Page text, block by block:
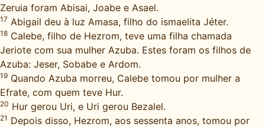
Zeruia foram Abisai, Joabe e Asael.
17 Abigail deu à luz Amasa, filho do ismaelita Jéter.
18 Calebe, filho de Hezrom, teve uma filha chamada
Jeriote com sua mulher Azuba. Estes foram os filhos de
Azuba: Jeser, Sobabe e Ardom.
19 Quando Azuba morreu, Calebe tomou por mulher a
Efrate, com quem teve Hur.
20 Hur gerou Uri, e Uri gerou Bezalel.
21 Depois disso, Hezrom, aos sessenta anos, tomou por